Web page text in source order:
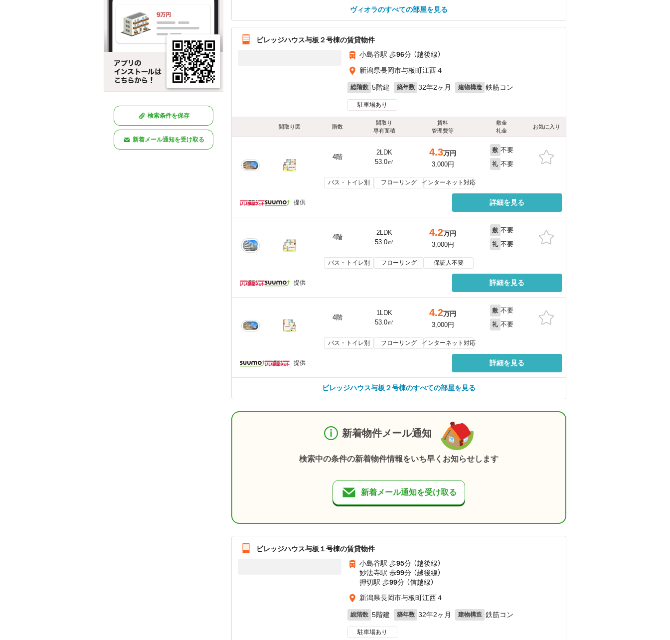
検索条件を保存
新着メール通知を受け取る
ヴィオラのすべての部屋を見る
ビレッジハウス与板２号棟の賃貸物件
小島谷駅 歩96分 （越後線）
新潟県長岡市与板町江西４
総階数 5階建 築年数 32年2ヶ月 建物構造 鉄筋コン
駐車場あり
間取り図 階数
間取り
専有面積
賃料
管理費等
敷金
礼金
お気に入り
4階
2LDK
53.0㎡
4.3万円
3,000円
敷 不要
礼 不要
バス・トイレ別 フローリング インターネット対応
提供 詳細を見る
4階
2LDK
53.0㎡
4.2万円
3,000円
敷 不要
礼 不要
バス・トイレ別 フローリング 保証人不要
提供 詳細を見る
4階
1LDK
53.0㎡
4.2万円
3,000円
敷 不要
礼 不要
バス・トイレ別 フローリング インターネット対応
提供 詳細を見る
ビレッジハウス与板２号棟のすべての部屋を見る
新着物件メール通知
検索中の条件の新着物件情報をいち早くお知らせします
新着メール通知を受け取る
ビレッジハウス与板１号棟の賃貸物件
小島谷駅 歩95分 （越後線）
妙法寺駅 歩99分 （越後線）
押切駅 歩99分 （信越線）
新潟県長岡市与板町江西４
総階数 5階建 築年数 32年2ヶ月 建物構造 鉄筋コン
駐車場あり